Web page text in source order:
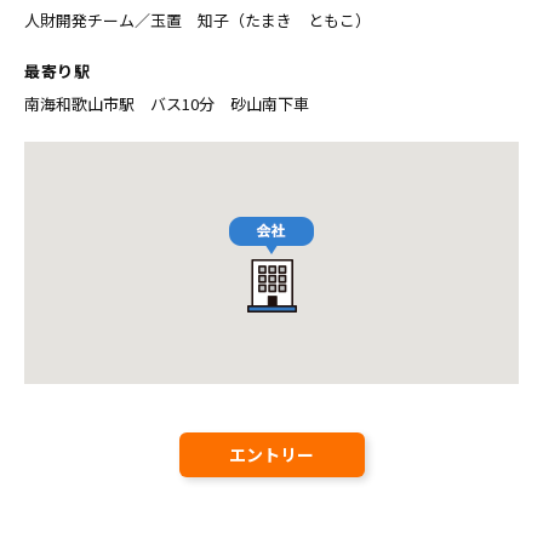
人財開発チーム／玉置 知子（たまき ともこ）
最寄り駅
南海和歌山市駅 バス10分 砂山南下車
エントリー